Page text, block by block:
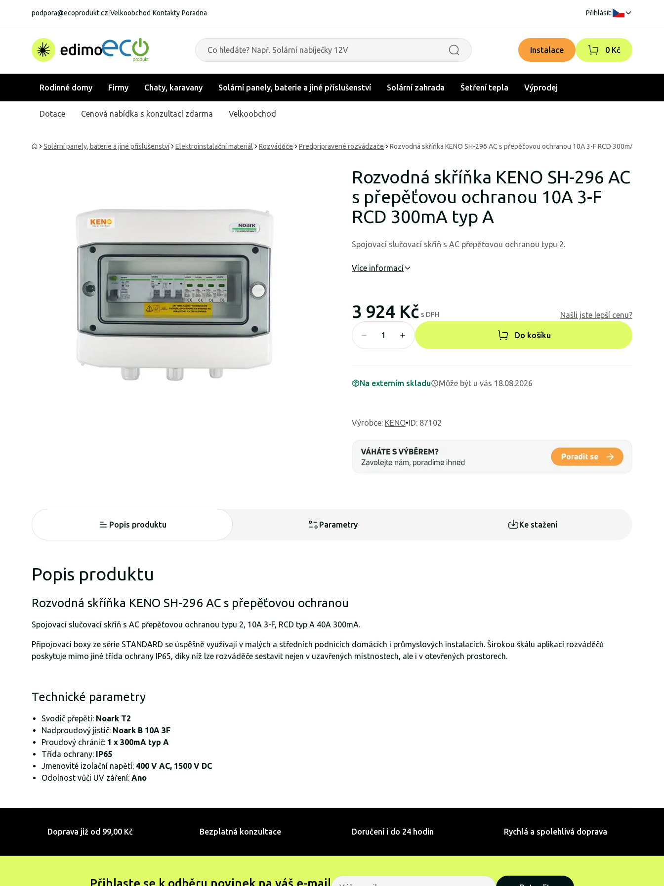
podpora@ecoprodukt.cz Velkoobchod Kontakty Poradna Přihlásit
Instalace 0 Kč
Rodinné domy Firmy Chaty, karavany Solární panely, baterie a jiné příslušenství Solární zahrada Šetření tepla Výprodej
Dotace Cenová nabídka s konzultací zdarma Velkoobchod
Solární panely, baterie a jiné příslušenství Elektroinstalační materiál Rozváděče Predpripravené rozvádzače Rozvodná skříňka KENO SH-296 AC s přepěťovou ochranou 10A 3-F RCD 300mA typ A
Rozvodná skříňka KENO SH-296 AC
s přepěťovou ochranou 10A 3-F
RCD 300mA typ A
Spojovací slučovací skříň s AC přepěťovou ochranou typu 2.
Více informací
3 924 Kč s DPH Našli jste lepší cenu?
Do košíku
Na externím skladu Může být u vás 18.08.2026
Výrobce: KENO•ID: 87102
Popis produktu Parametry Ke stažení
Popis produktu
Rozvodná skříňka KENO SH-296 AC s přepěťovou ochranou
Spojovací slučovací skříň s AC přepěťovou ochranou typu 2, 10A 3-F, RCD typ A 40A 300mA.
Připojovací boxy ze série STANDARD se úspěšně využívají v malých a středních podnicích domácích i průmyslových instalacích. Širokou škálu aplikací rozváděčů
poskytuje mimo jiné třída ochrany IP65, díky níž lze rozváděče sestavit nejen v uzavřených místnostech, ale i v otevřených prostorech.
Technické parametry
Svodič přepětí: Noark T2
Nadproudový jistič: Noark B 10A 3F
Proudový chránič: 1 x 300mA typ A
Třída ochrany: IP65
Jmenovité izolační napětí: 400 V AC, 1500 V DC
Odolnost vůči UV záření: Ano
Doprava již od 99,00 Kč Bezplatná konzultace Doručení i do 24 hodin Rychlá a spolehlivá doprava
Přihlaste se k odběru novinek na váš e-mail